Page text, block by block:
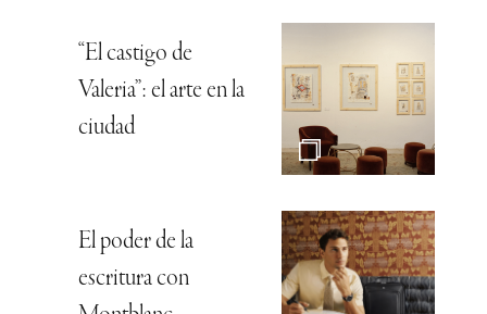
“El castigo de
Valeria”: el arte en la
ciudad
El poder de la
escritura con